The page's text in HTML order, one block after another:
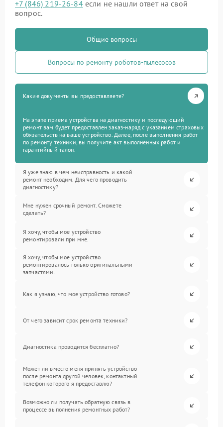
+7 (846) 219-26-84если не нашли ответ на свой
вопрос.
Общие вопросы
Вопросы по ремонту роботов-пылесосов
Какие документы вы предоставляете?
На этапе приема устройства на диагностику и последующий
ремонт вам будет предоставлен заказ-наряд с указанием страховых
обязательств на ваше устройство. Далее, после выполнения работ
по ремонту техники, вы получите акт выполненных работ и
гарантийный талон.
Я уже знаю в чем неисправность и какой
ремонт необходим. Для чего проводить
диагностику?
Мне нужен срочный ремонт. Сможете
сделать?
Я хочу, чтобы мое устройство
ремонтировали при мне.
Я хочу, чтобы мое устройство
ремонтировалось только оригинальными
запчастями.
Как я узнаю, что мое устройство готово?
От чего зависит срок ремонта техники?
Диагностика проводится бесплатно?
Может ли вместо меня принять устройство
после ремонта другой человек, контактный
телефон которого я предоставлю?
Возможно ли получать обратную связь в
процессе выполнения ремонтных работ?